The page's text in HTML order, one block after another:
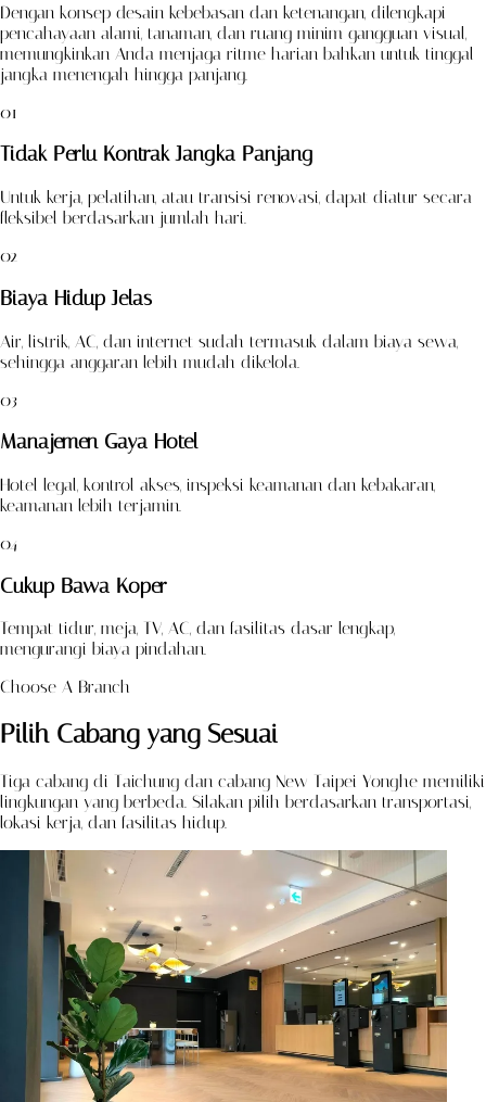
Dengan konsep desain kebebasan dan ketenangan, dilengkapi
pencahayaan alami, tanaman, dan ruang minim gangguan visual,
memungkinkan Anda menjaga ritme harian bahkan untuk tinggal
jangka menengah hingga panjang.
01
Tidak Perlu Kontrak Jangka Panjang
Untuk kerja, pelatihan, atau transisi renovasi, dapat diatur secara
fleksibel berdasarkan jumlah hari.
02
Biaya Hidup Jelas
Air, listrik, AC, dan internet sudah termasuk dalam biaya sewa,
sehingga anggaran lebih mudah dikelola.
03
Manajemen Gaya Hotel
Hotel legal, kontrol akses, inspeksi keamanan dan kebakaran,
keamanan lebih terjamin.
04
Cukup Bawa Koper
Tempat tidur, meja, TV, AC, dan fasilitas dasar lengkap,
mengurangi biaya pindahan.
Choose A Branch
Pilih Cabang yang Sesuai
Tiga cabang di Taichung dan cabang New Taipei Yonghe memiliki
lingkungan yang berbeda. Silakan pilih berdasarkan transportasi,
lokasi kerja, dan fasilitas hidup.